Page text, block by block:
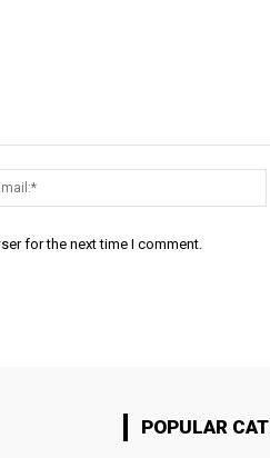
for the next time I comment.
POPULAR